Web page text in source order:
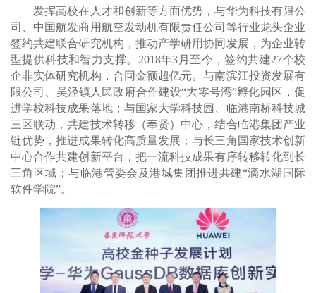
发挥高校在人才和创新等方面优势，与华为科技有限公
司、中国航发商用航空发动机有限责任公司等行业龙头企业
签约共建联合研究机构，推动产学研用协同发展，为企业转
型提供科技和智力支撑。2018年3月至今，签约共建27个校
企非实体研究机构，合同金额超亿元。与南滨江投资发展有
限公司、吴泾镇人民政府合作建设“大零号湾”孵化园区，促
进学校科技成果落地；与国家大学科技园、临港南桥科技城
三区联动，共建技术转移（奉贤）中心，结合临港集团产业
链优势，推进成果转化高质量发展；与长三角国家技术创新
中心合作共建创新平台，把一流科技成果有序转移转化到长
三角区域；与临港管委会及港城集团推进共建“滴水湖国际
软件学院”。